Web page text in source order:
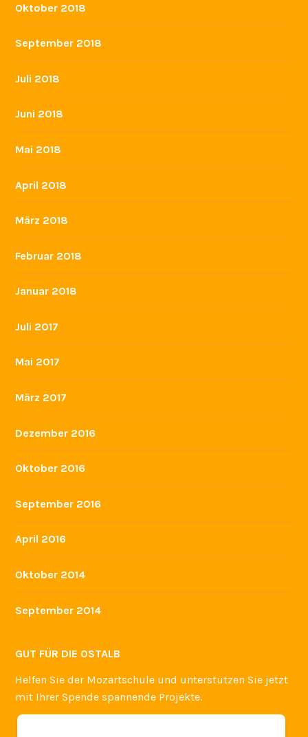
Oktober 2018
September 2018
Juli 2018
Juni 2018
Mai 2018
April 2018
März 2018
Februar 2018
Januar 2018
Juli 2017
Mai 2017
März 2017
Dezember 2016
Oktober 2016
September 2016
April 2016
Oktober 2014
September 2014
GUT FÜR DIE OSTALB
Helfen Sie der Mozartschule und unterstützen Sie jetzt
mit Ihrer Spende spannende Projekte.